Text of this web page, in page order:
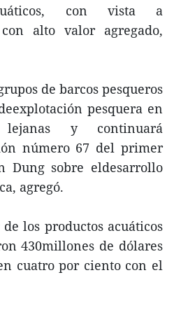
con vista a
alto valor agregado,
de barcos pesqueros
pesquera en
y continuará
número 67 del primer
Dung sobre eldesarrollo
agregó.
los productos acuáticos
430millones de dólares
cuatro por ciento con el